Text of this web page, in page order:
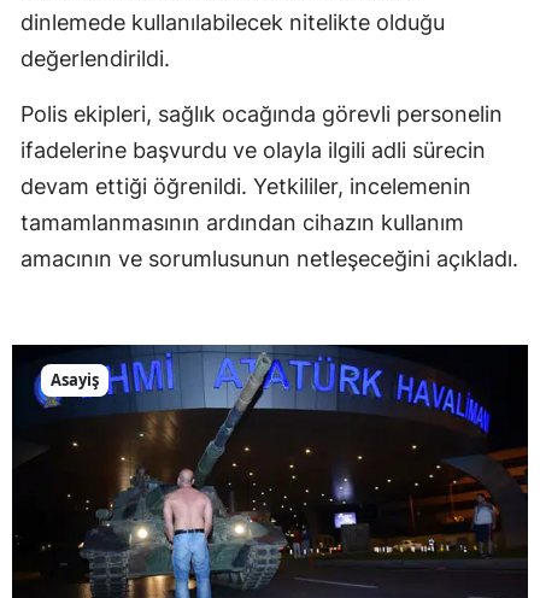
dinlemede kullanılabilecek nitelikte olduğu
değerlendirildi.
Polis ekipleri, sağlık ocağında görevli personelin
ifadelerine başvurdu ve olayla ilgili adli sürecin
devam ettiği öğrenildi. Yetkililer, incelemenin
tamamlanmasının ardından cihazın kullanım
amacının ve sorumlusunun netleşeceğini açıkladı.
Asayiş